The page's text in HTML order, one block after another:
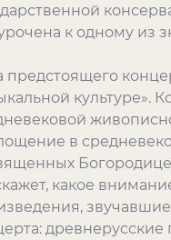
к одному из
предстоящего
культуре».
в
какое